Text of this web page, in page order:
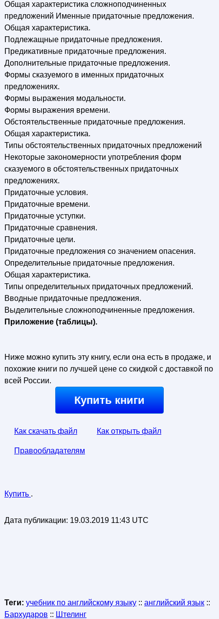
Общая характеристика сложноподчиненных
предложений Именные придаточные предложения.
Общая характеристика.
Подлежащные придаточные предложения.
Предикативные придаточные предложения.
Дополнительные придаточные предложения.
Формы сказуемого в именных придаточных
предложениях.
Формы выражения модальности.
Формы выражения времени.
Обстоятельственные придаточные предложения.
Общая характеристика.
Типы обстоятельственных придаточных предложений
Некоторые закономерности употребления форм
сказуемого в обстоятельственных придаточных
предложениях.
Придаточные условия.
Придаточные времени.
Придаточные уступки.
Придаточные сравнения.
Придаточные цели.
Придаточные предложения со значением опасения.
Определительные придаточные предложения.
Общая характеристика.
Типы определительных придаточных предложений.
Вводные придаточные предложения.
Выделительные сложноподчиненные предложения.
Приложение (таблицы).
Ниже можно купить эту книгу, если она есть в продаже, и
похожие книги по лучшей цене со скидкой с доставкой по
всей России.
Купить книги
Как скачать файл Как открыть файл
Правообладателям
Купить .
Дата публикации: 19.03.2019 11:43 UTC
Теги: учебник по английскому языку:: английский язык::
Бархударов :: Штелинг